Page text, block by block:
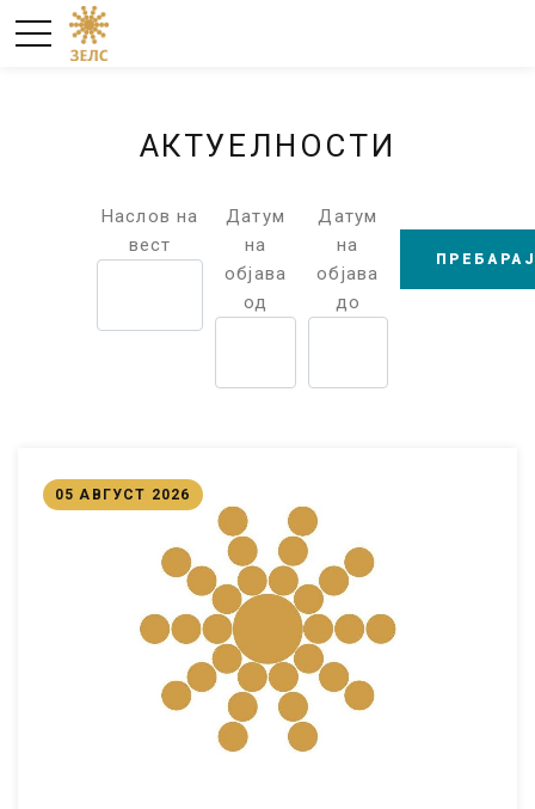
АКТУЕЛНОСТИ
Наслов на
вест
Датум
на
објава
од
Датум
на
објава
до
05 АВГУСТ 2026